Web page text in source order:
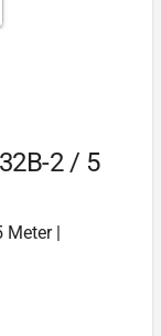
2 / 5
Meter |